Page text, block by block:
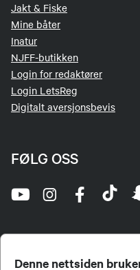
Denne nettsiden
Jakt & Fiske
Mine båter
Inatur
NJFF-butikken
Login for redaktører
Login LetsReg
Digitalt aversjonsbevis
FØLG OSS